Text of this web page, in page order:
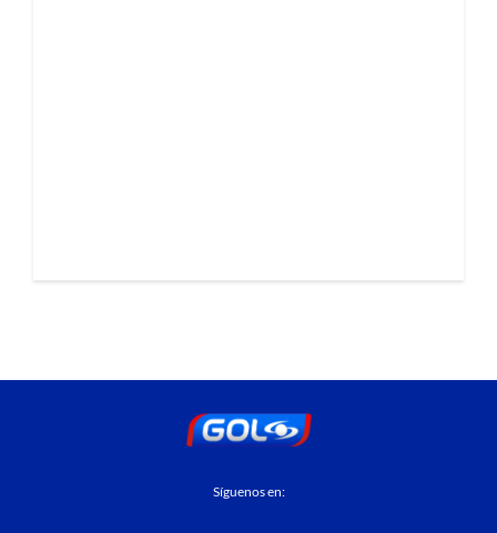
Síguenos en: